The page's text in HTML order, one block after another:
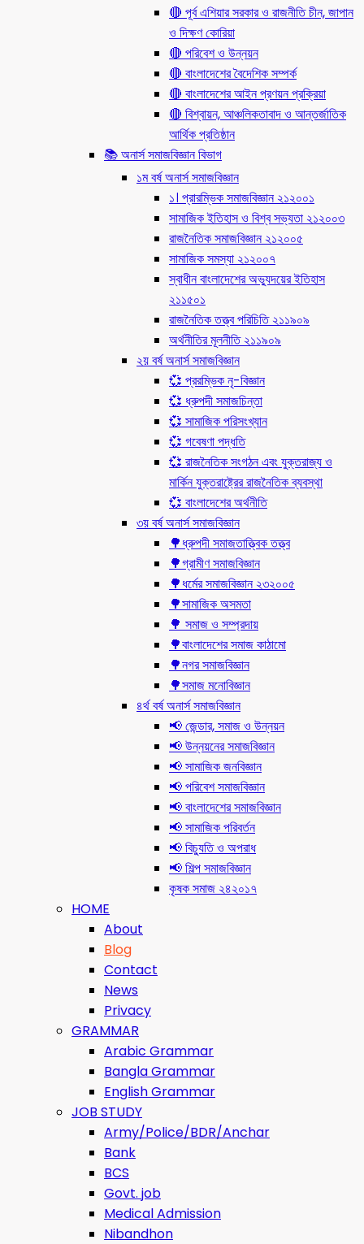
🔴 পূর্ব এশিয়ার সরকার ও রাজনীতি চীন, জাপান
ও দিক্ষণ কোরিয়া
🔴 পরিবেশ ও উন্নয়ন
🔴 বাংলাদেশের বৈদেশিক সম্পর্ক
🔴 বাংলাদেশের আইন প্রণয়ন প্রক্রিয়া
🔴 বিশ্বায়ন, আঞ্চলিকতাবাদ ও আন্তর্জাতিক
আর্থিক প্রতিষ্ঠান
📚 অনার্স সমাজবিজ্ঞান বিভাগ
১ম বর্ষ অনার্স সমাজবিজ্ঞান
১। প্রারম্ভিক সমাজবিজ্ঞান ২১২০০১
সামাজিক ইতিহাস ও বিশ্ব সভ্যতা ২১২০০৩
রাজনৈতিক সমাজবিজ্ঞান ২১২০০৫
সামাজিক সমস্যা ২১২০০৭
স্বাধীন বাংলাদেশের অভ্যুদয়ের ইতিহাস
২১১৫০১
রাজনৈতিক তত্ত্ব পরিচিতি ২১১৯০৯
অর্থনীতির মূলনীতি ২১১৯০৯
২য় বর্ষ অনার্স সমাজবিজ্ঞান
💞 প্ররম্ভিক নৃ-বিজ্ঞান
💞 ধ্রুপদী সমাজচিন্তা
💞 সামাজিক পরিসংখ্যান
💞 গবেষণা পদ্ধতি
💞 রাজনৈতিক সংগঠন এবং যুক্তরাজ্য ও
মার্কিন যুক্তরাষ্ট্রের রাজনৈতিক ব্যবস্থা
💞 বাংলাদেশের অর্থনীতি
৩য় বর্ষ অনার্স সমাজবিজ্ঞান
🌳ধ্রুপদী সমাজতাত্ত্বিক তত্ত্ব
🌳গ্রামীণ সমাজবিজ্ঞান
🌳ধর্মের সমাজবিজ্ঞান ২৩২০০৫
🌳সামাজিক অসমতা
🌳 সমাজ ও সম্প্রদায়
🌳বাংলাদেশের সমাজ কাঠামো
🌳নগর সমাজবিজ্ঞান
🌳সমাজ মনোবিজ্ঞান
৪র্থ বর্ষ অনার্স সমাজবিজ্ঞান
📢 জেন্ডার, সমাজ ও উন্নয়ন
📢 উন্নয়নের সমাজবিজ্ঞান
📢 সামাজিক জনবিজ্ঞান
📢 পরিবেশ সমাজবিজ্ঞান
📢 বাংলাদেশের সমাজবিজ্ঞান
📢 সামাজিক পরিবর্তন
📢 বিচ্যুতি ও অপরাধ
📢 শিল্প সমাজবিজ্ঞান
কৃষক সমাজ ২৪২০১৭
HOME
About
Blog
Contact
News
Privacy
GRAMMAR
Arabic Grammar
Bangla Grammar
English Grammar
JOB STUDY
Army/Police/BDR/Anchar
Bank
BCS
Govt. job
Medical Admission
Nibandhon